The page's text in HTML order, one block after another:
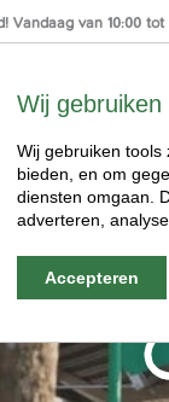
Vandaag van 10:00 tot
Wij gebruiken
Wij gebruiken tools
bieden, en om
diensten omgaan.
adverteren,
Accepteren